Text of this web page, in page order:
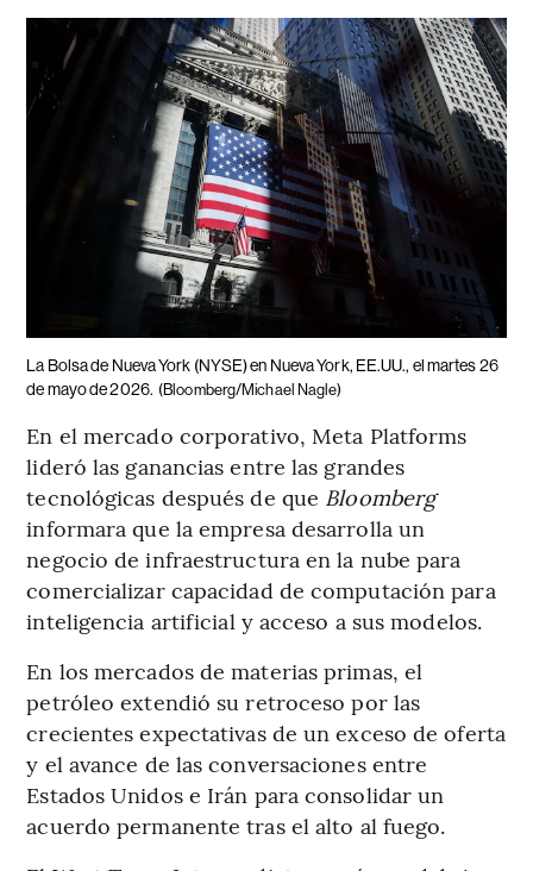
La Bolsa de Nueva York (NYSE) en Nueva York, EE.UU., el martes 26
de mayo de 2026. (Bloomberg/Michael Nagle)
En el mercado corporativo, Meta Platforms
lideró las ganancias entre las grandes
tecnológicas después de que Bloomberg
informara que la empresa desarrolla un
negocio de infraestructura en la nube para
comercializar capacidad de computación para
inteligencia artificial y acceso a sus modelos.
En los mercados de materias primas, el
petróleo extendió su retroceso por las
crecientes expectativas de un exceso de oferta
y el avance de las conversaciones entre
Estados Unidos e Irán para consolidar un
acuerdo permanente tras el alto al fuego.